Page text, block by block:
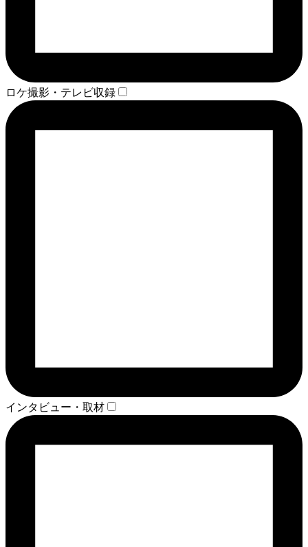
ロケ撮影・テレビ収録
インタビュー・取材